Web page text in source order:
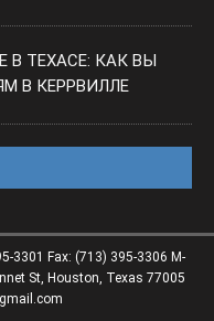
В ТЕХАСЕ: КАК ВЫ
В КЕРРВИЛЛЕ
3301 Fax: (713) 395-3306 M-
St, Houston, Texas 77005